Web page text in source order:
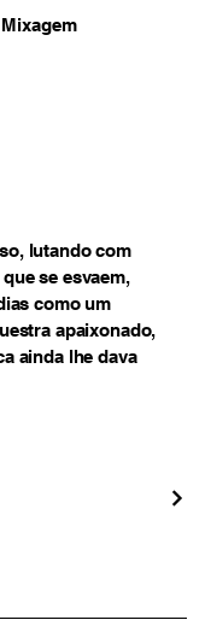
lutando com
se esvaem,
como um
apaixonado,
ainda lhe dava